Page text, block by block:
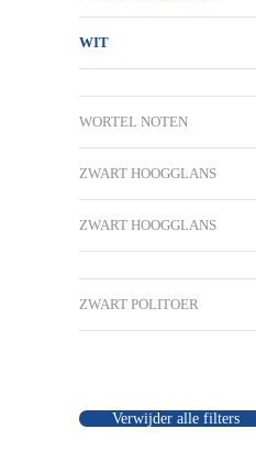
WIT
WORTEL NOTEN
ZWART HOOGGLANS
ZWART HOOGGLANS
ZWART POLITOER
Verwijder alle filters